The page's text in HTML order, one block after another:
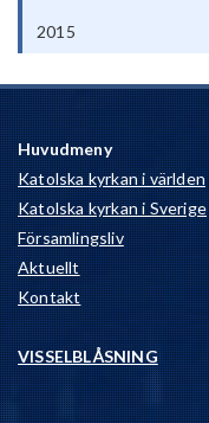
2015
Huvudmeny
Katolska kyrkan i världen
Katolska kyrkan i Sverige
Församlingsliv
Aktuellt
Kontakt
VISSELBLÅSNING